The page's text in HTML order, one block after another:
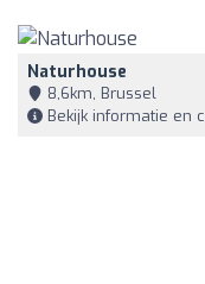
Naturhouse
8,6km, Brussel
Bekijk informatie en